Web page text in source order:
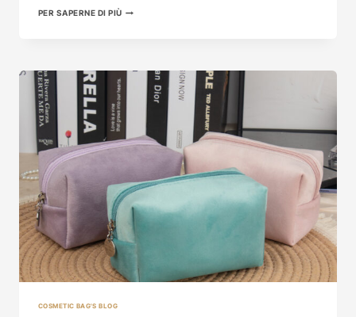
PER SAPERNE DI PIÙ2024MIGLIORA
VIAGGIO
COSMETIC BAG'S BLOG